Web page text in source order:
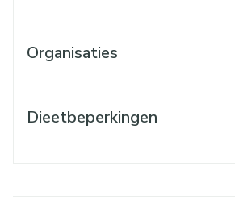
Organisaties
Dieetbeperkingen